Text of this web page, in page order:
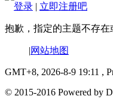
登录 | 立即注册吧
抱歉，指定的主题不存
|网站地图
GMT+8, 2026-8-9 19:11 ,
© 2015-2016 Powered by